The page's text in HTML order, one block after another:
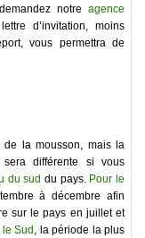
notre agence
d’invitation, moins
vous permettra de
la mousson, mais la
différente si vous
du sud du pays. Pour le
à décembre afin
sur le pays en juillet et
le Sud , la période la plus